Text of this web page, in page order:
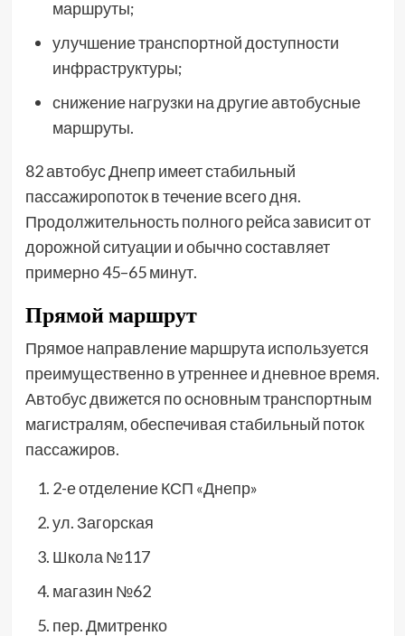
маршруты;
улучшение транспортной доступности
инфраструктуры;
снижение нагрузки на другие автобусные
маршруты.
82 автобус Днепр имеет стабильный
пассажиропоток в течение всего дня.
Продолжительность полного рейса зависит от
дорожной ситуации и обычно составляет
примерно 45–65 минут.
Прямой маршрут
Прямое направление маршрута используется
преимущественно в утреннее и дневное время.
Автобус движется по основным транспортным
магистралям, обеспечивая стабильный поток
пассажиров.
2-е отделение КСП «Днепр»
ул. Загорская
Школа №117
магазин №62
пер. Дмитренко